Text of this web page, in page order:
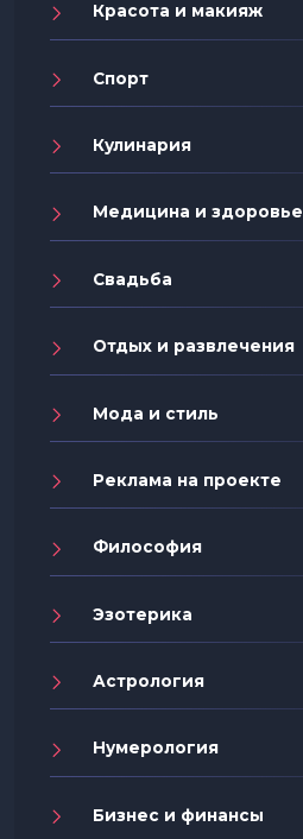
Красота и макияж
Спорт
Кулинария
Медицина и здоровье
Свадьба
Отдых и развлечения
Мода и стиль
Реклама на проекте
Философия
Эзотерика
Астрология
Нумерология
Бизнес и финансы